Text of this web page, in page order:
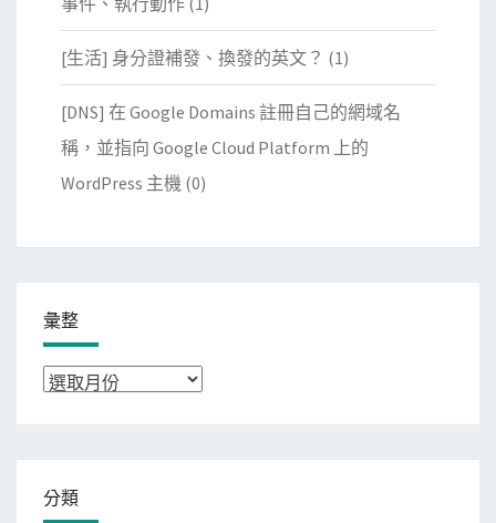
[生活] 身分證補發、換發的英文？ (1)
[DNS] 在 Google Domains 註冊自己的網域名
稱，並指向 Google Cloud Platform 上的
WordPress 主機 (0)
彙整
彙
分類